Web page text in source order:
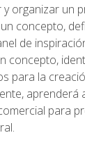
y organizar un
concepto,
de
concepto,
para la
aprenderá
para